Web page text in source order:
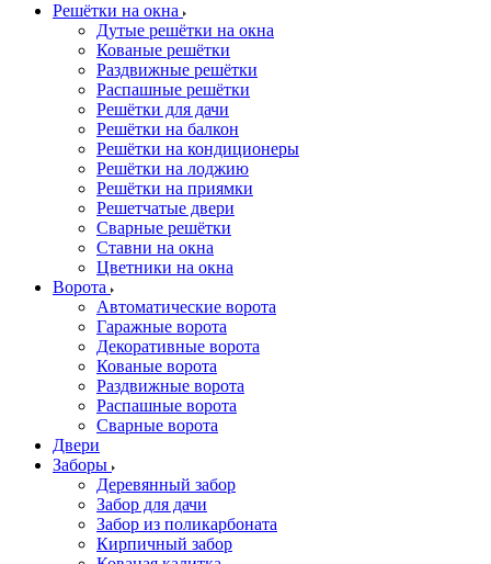
Решётки на окна
Дутые решётки на окна
Кованые решётки
Раздвижные решётки
Распашные решётки
Решётки для дачи
Решётки на балкон
Решётки на кондиционеры
Решётки на лоджию
Решётки на приямки
Решетчатые двери
Сварные решётки
Ставни на окна
Цветники на окна
Ворота
Автоматические ворота
Гаражные ворота
Декоративные ворота
Кованые ворота
Раздвижные ворота
Распашные ворота
Сварные ворота
Двери
Заборы
Деревянный забор
Забор для дачи
Забор из поликарбоната
Кирпичный забор